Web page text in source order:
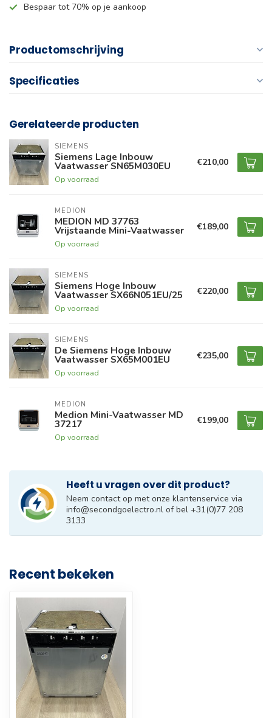
Bespaar tot 70% op je aankoop
Productomschrijving
Specificaties
Gerelateerde producten
SIEMENS
Siemens Lage Inbouw
Vaatwasser SN65M030EU
Op voorraad
€210,00
MEDION
MEDION MD 37763
Vrijstaande Mini-Vaatwasser
Op voorraad
€189,00
SIEMENS
Siemens Hoge Inbouw
Vaatwasser SX66N051EU/25
Op voorraad
€220,00
SIEMENS
De Siemens Hoge Inbouw
Vaatwasser SX65M001EU
Op voorraad
€235,00
MEDION
Medion Mini-Vaatwasser MD
37217
Op voorraad
€199,00
Heeft u vragen over dit product?
Neem contact op met onze klantenservice via
info@secondgoelectro.nl of bel +31(0)77 208
3133
Recent bekeken